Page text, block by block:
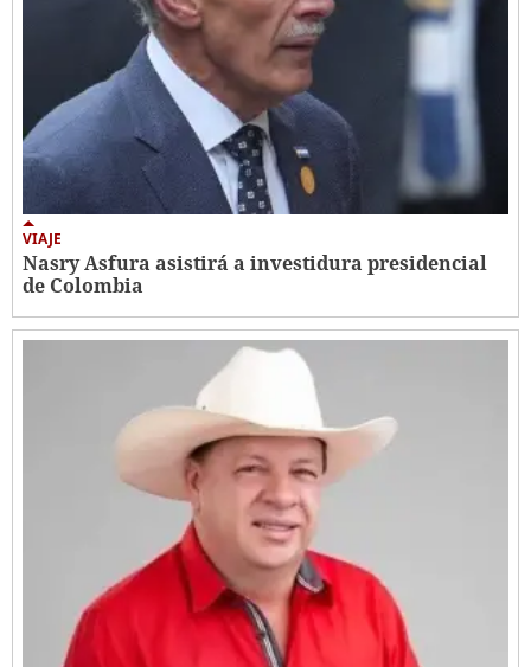
VIAJE
Nasry Asfura asistirá a investidura presidencial
de Colombia